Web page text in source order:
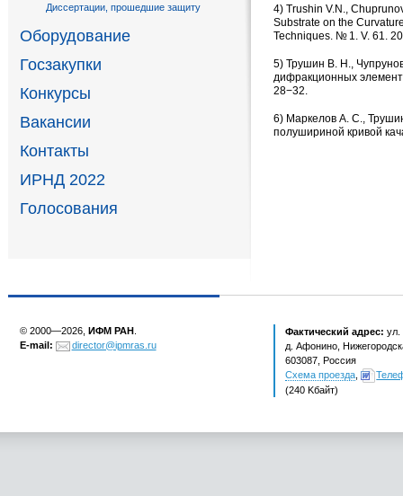
Диссертации, прошедшие защиту
Оборудование
Госзакупки
Конкурсы
Вакансии
Контакты
ИРНД 2022
Голосования
4) Trushin V.N.,
Substrate on the
Techniques. № 1. V. 61.
5)Трушин В. Н.,
дифракционных
28−32.
6) Маркелов А. С.,
полушириной кривой
© 2000—2026, ИФМ РАН
E-mail:
director@ipmras.ru
Фактический адрес: ул.
д. Афонино,
603087, Россия
Схема проезда
(240 Kбайт)